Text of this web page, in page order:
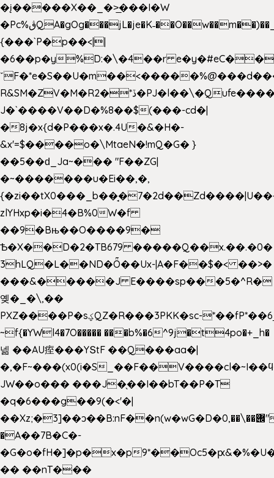
�į�����X��_�>̲���I�W
�Pc%ڨQA�gOg���jL�je�K˗��O��w��m��)��_��Rߊu>
{���`P�p��<||
�6��p�y%D:�\�4��r
R&SM�ZV�M�R2�*ڏ�PJ�l��\�Qufe����<�l���
J�`����V��D�%8��$(���-cd�|
�8j�x{d�P���x�.4U�&�H�-
&x'=$����o�\MtaeN�!mQ�G� }
��5��ԁ_Ja~��� "F��ZG|
�~�������u�Ei��,�,
zlYHxp�i�4�B%0W�f
��9�Bњ��O����9�
Ѣ�X��D�2�TB679 �����Q��x.��.�0�
3hLQ�L��ND�Ȫ��Ux-|A�F��$�< ��>�
���&�����J E����sp���5�^R�
옞�_�\,��
PXZ����P�sؼQZ�R���3PKK�sc-*��fP*��6_̦Q���H�hl��a��j��dӤ�ܥ�Ք�7�)S�_3y��@�n-
~f{�YWl4�7O����� ���b%�6^9j�t4po�+_h�
넮 ��AU痓���YՏtF ��Q���aa�|
�,�F~���(x0(i�S
JW��o��� ���J�̖��I��bT��P�T
�q�6���g��9(�<'�|
��Xz;�3]��ͻ��B:nF��n(w�wG�D�݌��\��,0"�
�A��7B�C�-
�G�o�fH�]�p�x�p
�� ��nT���